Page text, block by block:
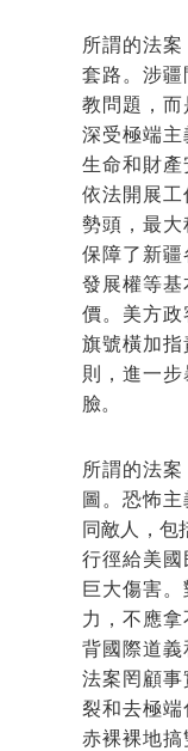
所謂的法
套路。涉疆
教問題，而
深受極端主
生命和財產
依法開展工
勢頭，最大
保障了新疆
發展權等基
價。美方政
旗號橫加指
則，進一
臉。
所謂的法
圖。恐怖
同敵人，包
行徑給美國
巨大傷害
力，不應
背國際道義
法案罔顧事
裂和去極端
赤裸裸地搞